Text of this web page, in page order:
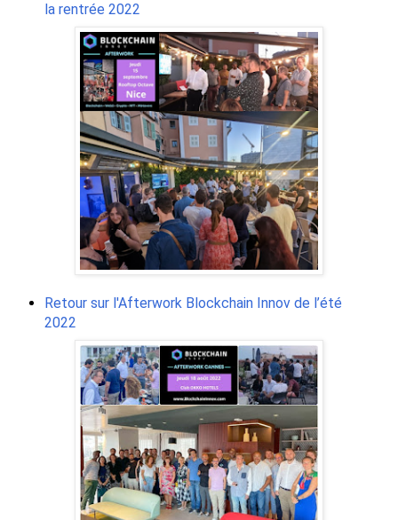
la rentrée 2022
Retour sur l'Afterwork Blockchain Innov de l’été
2022